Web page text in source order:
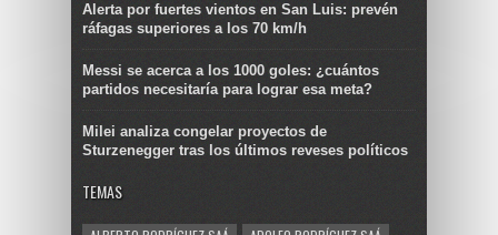
Alerta por fuertes vientos en San Luis: prevén
ráfagas superiores a los 70 km/h
Messi se acerca a los 1000 goles: ¿cuántos
partidos necesitaría para lograr esa meta?
Milei analiza congelar proyectos de
Sturzenegger tras los últimos reveses políticos
TEMAS